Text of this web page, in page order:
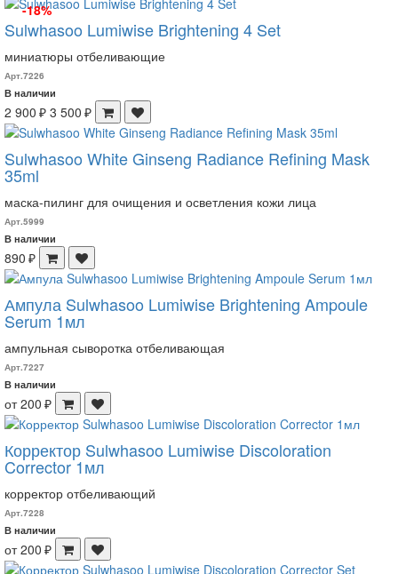
-18%
Sulwhasoo Lumiwise Brightening 4 Set
миниатюры отбеливающие
Арт.7226
В наличии
2 900 ₽ 3 500 ₽
Sulwhasoo White Ginseng Radiance Refining Mask
35ml
маска-пилинг для очищения и осветления кожи лица
Арт.5999
В наличии
890 ₽
Ампула Sulwhasoo Lumiwise Brightening Ampoule
Serum 1мл
ампульная сыворотка отбеливающая
Арт.7227
В наличии
от 200 ₽
Корректор Sulwhasoo Lumiwise Discoloration
Corrector 1мл
корректор отбеливающий
Арт.7228
В наличии
от 200 ₽